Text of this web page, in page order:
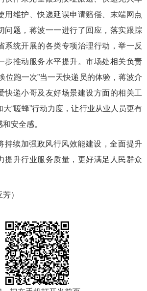
用维护、快递延误申请赔偿、末端网点
问题 ，蒋波一一进行了回应，落实跟踪
系统开展的各类专项治理行动，举一反
步推动服务水平提升。市场处相关负责
位跑一次”当一天快递员的体验，蒋波介
快递小哥及友好场景建设方面的相关工
“暖蜂”行动力度，让行业从业人员更有
安全感。
持续加强政风行风效能建设，全面提升
提升行业服务质量，更好满足人民群众
）